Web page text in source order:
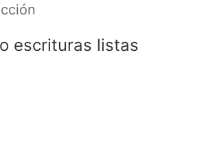
escrituras listas